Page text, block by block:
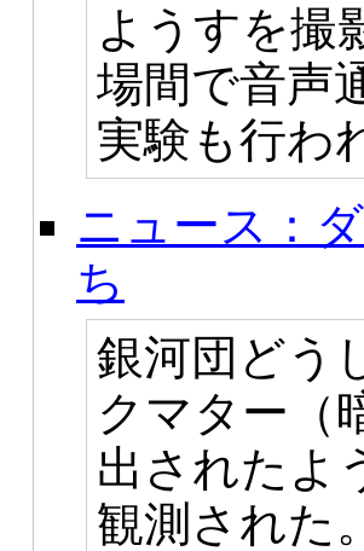
ようすを撮
場間で音声
実験も行わ
ニュース：
ち
銀河団どう
クマター（
出されたよ
観測された